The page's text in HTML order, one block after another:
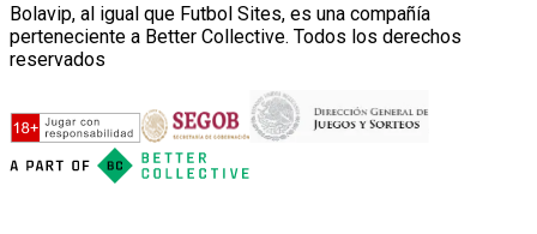
Bolavip, al igual que Futbol Sites, es una compañía
perteneciente a Better Collective. Todos los derechos
reservados